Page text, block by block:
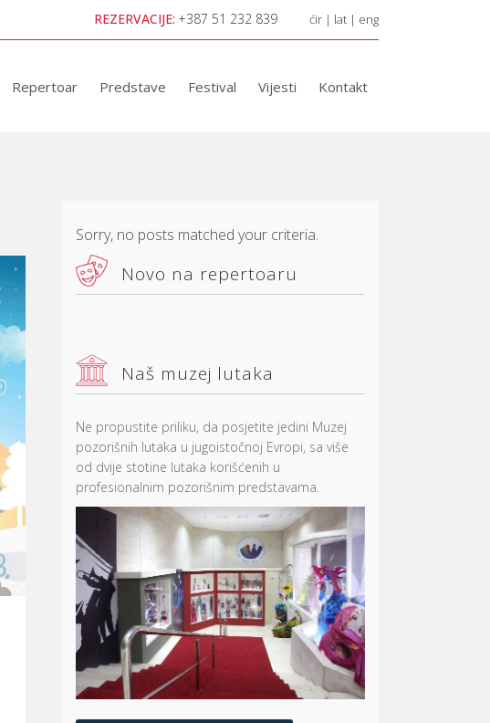
REZERVACIJE: +387 51 232 839 ćir | lat | eng
Repertoar Predstave Festival Vijesti Kontakt
Sorry, no posts matched your criteria.
Novo na repertoaru
Naš muzej lutaka
Ne propustite priliku, da posjetite jedini Muzej
pozorišnih lutaka u jugoistočnoj Evropi, sa više
od dvije stotine lutaka korišćenih u
profesionalnim pozorišnim predstavama.